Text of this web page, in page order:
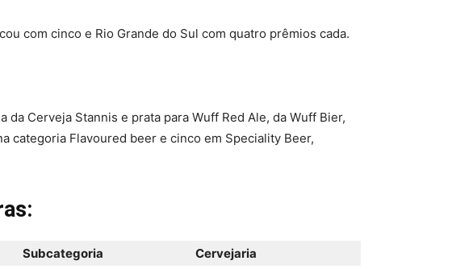
com cinco e Rio Grande do Sul com quatro prêmios cada.
Cerveja Stannis e prata para Wuff Red Ale, da Wuff Bier,
categoria Flavoured beer e cinco em Speciality Beer,
Subcategoria Cervejaria